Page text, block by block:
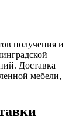
получения и
Доставка
мебели,